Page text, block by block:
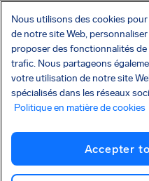
OBTENEZ
Politique de
Attaque de la chaîne
Nous utilisons des cookies
de notre site Web,
proposer des fonctionnalités
trafic. Nous partageons
votre utilisation de notre site
spécialisés dans les réseaux
Politique en matière de cookies
Accepter